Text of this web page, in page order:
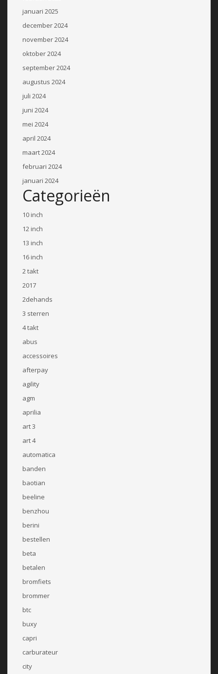
januari 2025
december 2024
november 2024
oktober 2024
september 2024
augustus 2024
juli 2024
juni 2024
mei 2024
april 2024
maart 2024
februari 2024
januari 2024
Categorieën
10 inch
12 inch
13 inch
16 inch
2 takt
2017
2dehands
3 sterren
4 takt
abus
accessoires
afterpay
agility
agm
aprilia
art 3
art 4
automatica
banden
baotian
beeline
benzhou
berini
bestellen
beta
betalen
bromfiets
brommer
btc
buxy
capri
carburateur
city